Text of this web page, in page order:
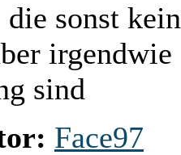
die sonst
irgendwie
sind
Face97